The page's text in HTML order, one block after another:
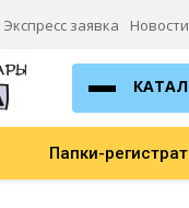
Экспресс заявка Новости
Папки-